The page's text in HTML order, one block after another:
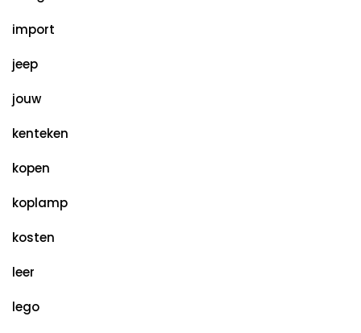
import
jeep
jouw
kenteken
kopen
koplamp
kosten
leer
lego